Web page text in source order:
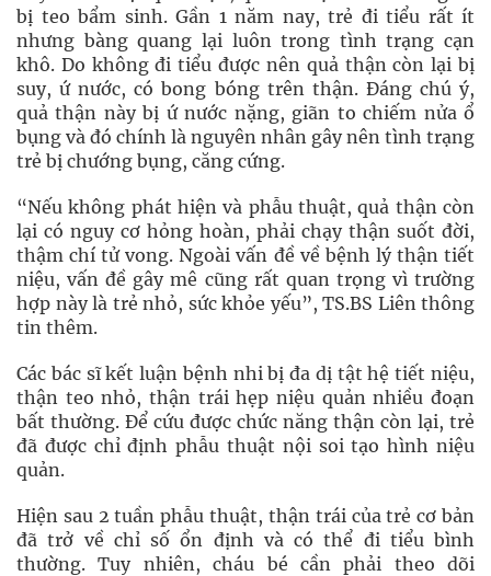
bị teo bẩm sinh. Gần 1 năm nay, trẻ đi tiểu rất ít
nhưng bàng quang lại luôn trong tình trạng cạn
khô. Do không đi tiểu được nên quả thận còn lại bị
suy, ứ nước, có bong bóng trên thận. Đáng chú ý,
quả thận này bị ứ nước nặng, giãn to chiếm nửa ổ
bụng và đó chính là nguyên nhân gây nên tình trạng
trẻ bị chướng bụng, căng cứng.
“Nếu không phát hiện và phẫu thuật, quả thận còn
lại có nguy cơ hỏng hoàn, phải chạy thận suốt đời,
thậm chí tử vong. Ngoài vấn đề về bệnh lý thận tiết
niệu, vấn đề gây mê cũng rất quan trọng vì trường
hợp này là trẻ nhỏ, sức khỏe yếu”, TS.BS Liên thông
tin thêm.
Các bác sĩ kết luận bệnh nhi bị đa dị tật hệ tiết niệu,
thận teo nhỏ, thận trái hẹp niệu quản nhiều đoạn
bất thường. Để cứu được chức năng thận còn lại, trẻ
đã được chỉ định phẫu thuật nội soi tạo hình niệu
quản.
Hiện sau 2 tuần phẫu thuật, thận trái của trẻ cơ bản
đã trở về chỉ số ổn định và có thể đi tiểu bình
thường. Tuy nhiên, cháu bé cần phải theo dõi